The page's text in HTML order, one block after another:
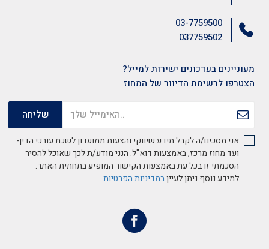
03-7759500
037759502
מעוניינים בעדכונים ישירות למייל?
הצטרפו לרשימת הדיוור של המחוז
אני מסכים/ה לקבל מידע שיווקי והצעות ממועדון לשכת עורכי הדין-
ועד מחוז מרכז, באמצעות דוא"ל. הנני מודע/ת לכך שאוכל להסיר
הסכמתי זו בכל עת באמצעות הקישור המופיע בתחתית האתר.
למידע נוסף ניתן לעייןבמדיניות הפרטיות